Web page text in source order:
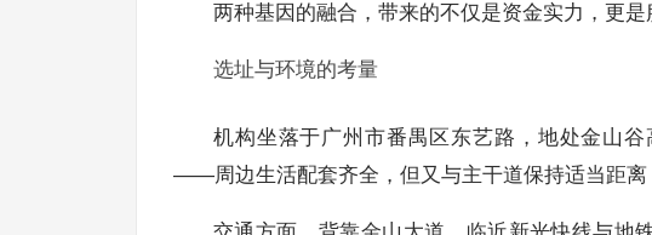
两种基因的融合，带来的不仅是资金实力，更是
选址与环境的考量
机构坐落于广州市番禺区东艺路，地处金山
——周边生活配套齐全，但又与主干道保持适当距离